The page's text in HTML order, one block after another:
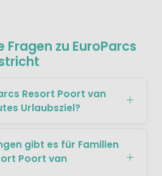
zu EuroParcs
Resort Poort van
Urlaubsziel?
gibt es für Familien
Poort van